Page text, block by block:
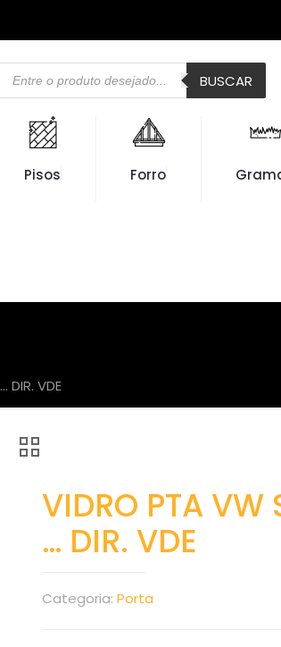
produtos BUSCAR
Pisos Forro
DIR. VDE
VIDRO PTA VW
… DIR. VDE
Categoria: Porta